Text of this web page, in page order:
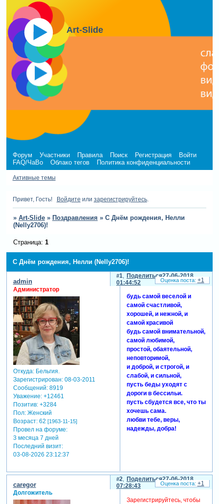
Art-Slide
Форум Участники Правила Поиск Регистрация
Войти
FAQ/ЧаВо
Облако тегов Политика конфиденциальности
Активные темы
Привет, Гость! Войдите или зарегистрируйтесь.
» Art-Slide » Поздравления » С Днём рождения, Нелли
(Nelly2706)!
С Днём рождения, Нелли (Nelly2706)!
Страница: 1
Поделиться
1
27-06-2018
01:44:52
admin
Администратор
Откуда:Бельгия.
Зарегистрирован: 08-03-2011
Сообщений:8919
Уважение: +12461
Позитив: +3284
Пол:Женский
Возраст:62 [1963-11-15]
Провел на форуме:
3 месяца 7 дней
Последний визит:
03-08-2026 23:12:37
будь самой веселой и
самой счастливой,
хорошей, и нежной, и
самой красивой
будь самой внимательной,
самой любимой,
простой, обаятельной,
неповторимой,
и доброй, и строгой, и
слабой, и сильной,
пусть беды уходят с
дороги в бессильи.
пусть сбудется все, что ты
хочешь сама.
любви тебе, веры,
надежды, добра!
+1
Поделиться
2
27-06-2018
07:28:43
caregor
Долгожитель
Зарегистрируйтесь, чтобы
+1